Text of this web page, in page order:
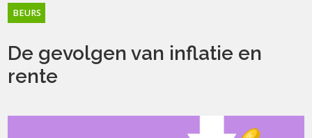
BEURS
De gevolgen van inflatie en
rente